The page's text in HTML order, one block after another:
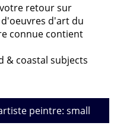
retour sur
d'art du
connue contient
& coastal subjects
peintre: small